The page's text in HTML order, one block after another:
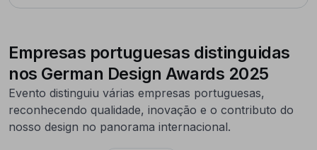
Empresas portuguesas distinguidas
nos German Design Awards 2025
Evento distinguiu várias empresas portuguesas,
reconhecendo qualidade, inovação e o contributo do
nosso design no panorama internacional.